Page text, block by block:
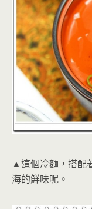
▲這個冷麵，搭配
海的鮮味呢。